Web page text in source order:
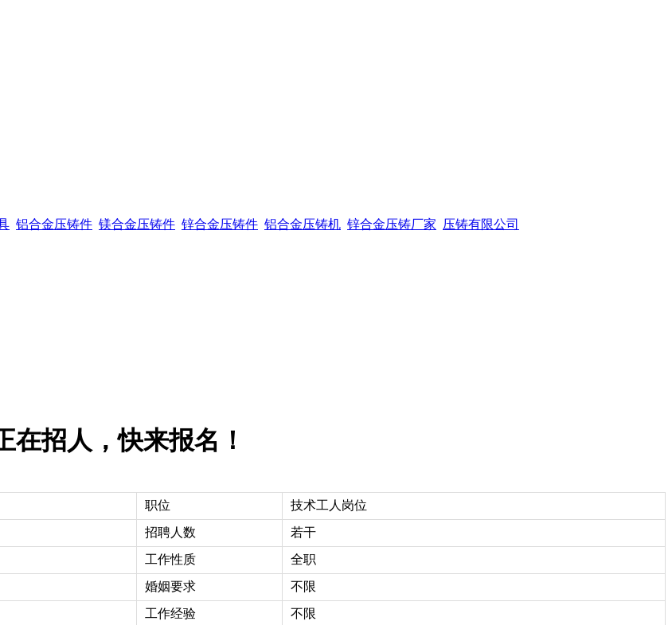
铝合金压铸件 镁合金压铸件 锌合金压铸件 铝合金压铸机 锌合金压铸厂家 压铸有限公司
招人，快来报名！
职位
技术工人岗位
招聘人数
若干
工作性质
全职
婚姻要求
不限
工作经验
不限